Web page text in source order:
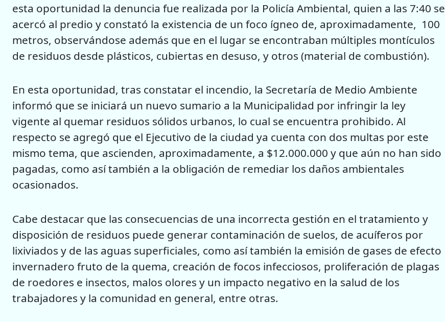
esta oportunidad la denuncia fue realizada por la Policía Ambiental, quien a las 7:40 se
acercó al predio y constató la existencia de un foco ígneo de, aproximadamente, 100
metros, observándose además que en el lugar se encontraban múltiples montículos
de residuos desde plásticos, cubiertas en desuso, y otros (material de combustión).
En esta oportunidad, tras constatar el incendio, la Secretaría de Medio Ambiente
informó que se iniciará un nuevo sumario a la Municipalidad por infringir la ley
vigente al quemar residuos sólidos urbanos, lo cual se encuentra prohibido. Al
respecto se agregó que el Ejecutivo de la ciudad ya cuenta con dos multas por este
mismo tema, que ascienden, aproximadamente, a $12.000.000 y que aún no han sido
pagadas, como así también a la obligación de remediar los daños ambientales
ocasionados.
Cabe destacar que las consecuencias de una incorrecta gestión en el tratamiento y
disposición de residuos puede generar contaminación de suelos, de acuíferos por
lixiviados y de las aguas superficiales, como así también la emisión de gases de efecto
invernadero fruto de la quema, creación de focos infecciosos, proliferación de plagas
de roedores e insectos, malos olores y un impacto negativo en la salud de los
trabajadores y la comunidad en general, entre otras.